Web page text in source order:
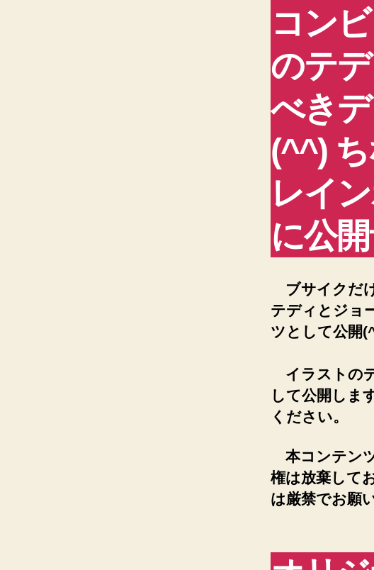
コン
のテ
べき
(^^)
レイ
に公
ブサイクだ
テディとジョ
ツとして公開
イラストの
して公開しま
ください。
本コンテン
権は放棄して
は厳禁でお願